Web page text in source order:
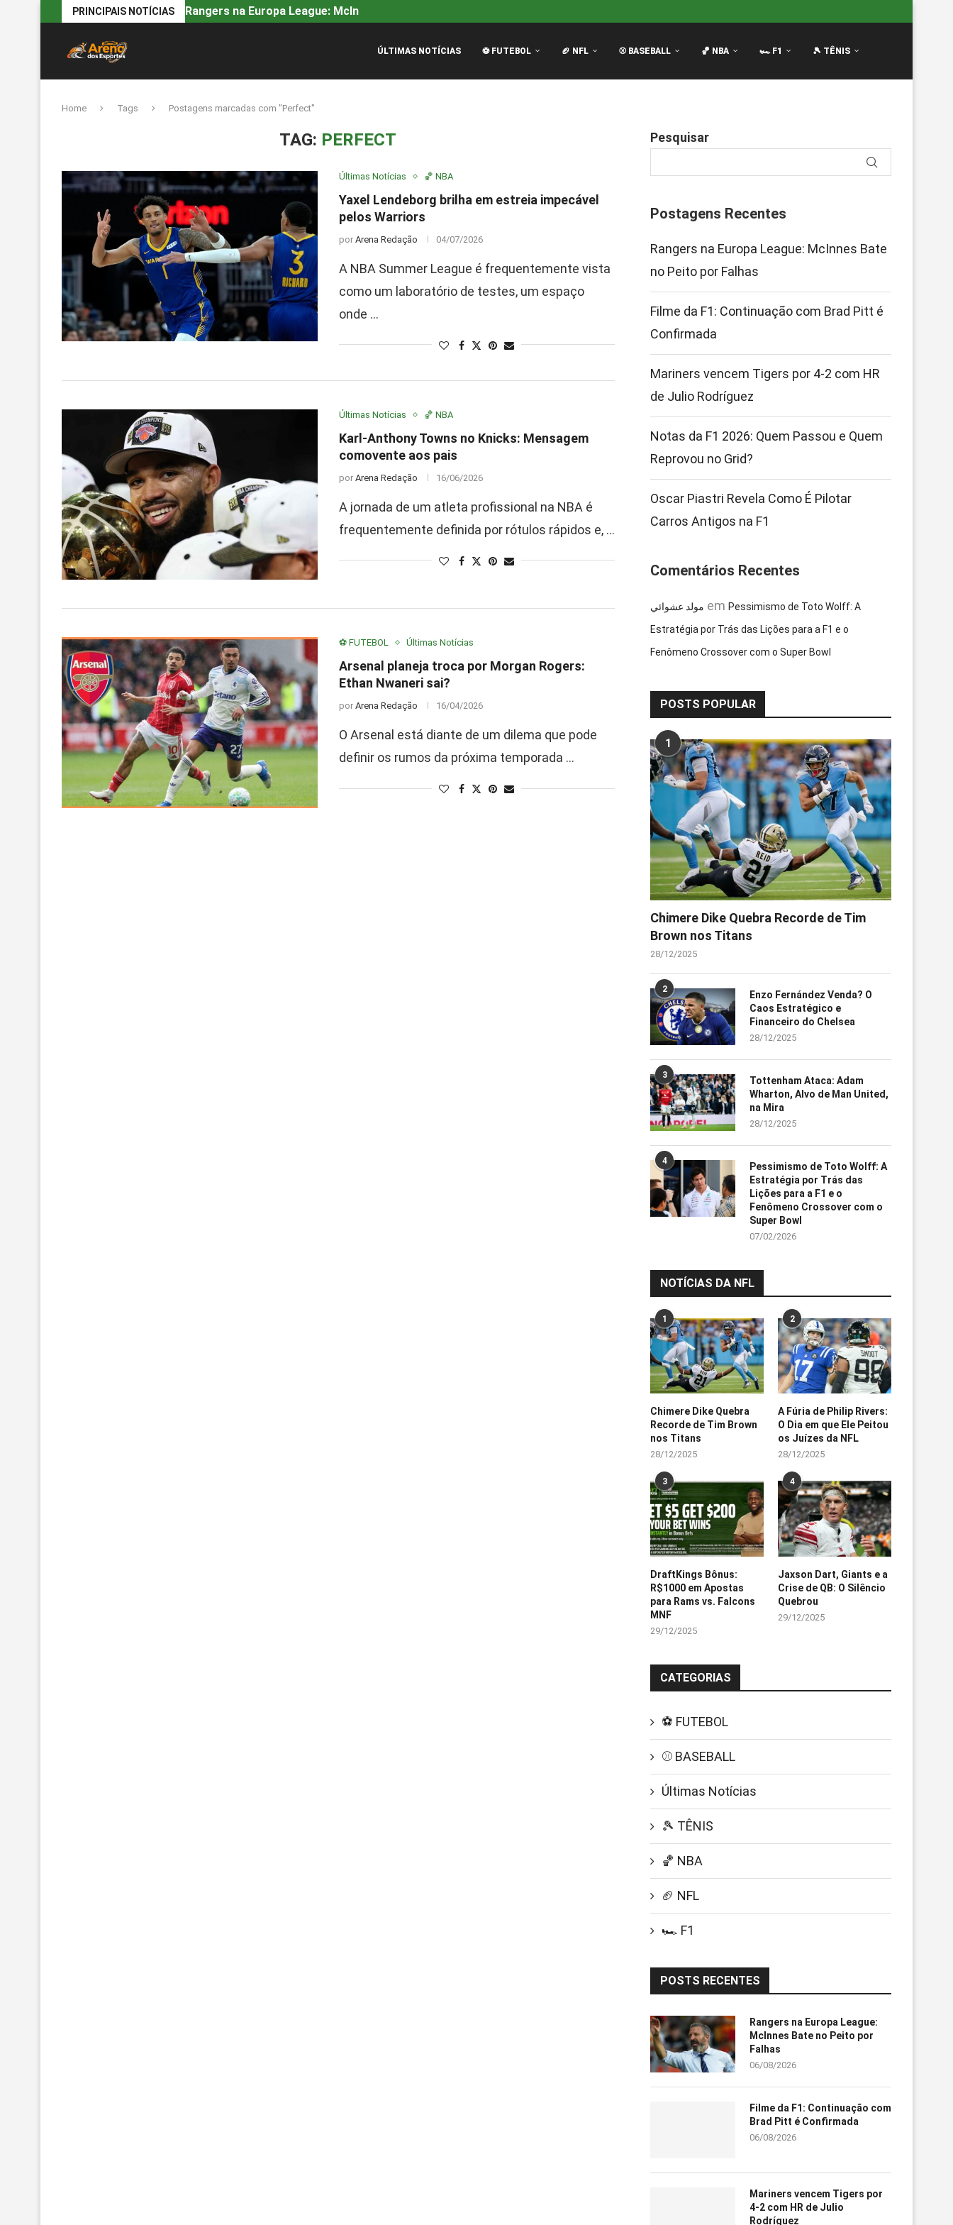
PRINCIPAIS NOTÍCIAS Rangers na Europa League: McInnes Bate no Peito...
ÚLTIMAS NOTÍCIAS ⚽ FUTEBOL 🏈 NFL ⚾ BASEBALL 🏀 NBA 🏎️ F1 🎾 TÊNIS
Home Tags Postagens marcadas com "Perfect"
TAG: PERFECT
Últimas Notícias 🏀 NBA
Yaxel Lendeborg brilha em estreia impecável
pelos Warriors
por Arena Redação 04/07/2026
A NBA Summer League é frequentemente vista
como um laboratório de testes, um espaço
onde …
Últimas Notícias 🏀 NBA
Karl-Anthony Towns no Knicks: Mensagem
comovente aos pais
por Arena Redação 16/06/2026
A jornada de um atleta profissional na NBA é
frequentemente definida por rótulos rápidos e, …
⚽ FUTEBOL Últimas Notícias
Arsenal planeja troca por Morgan Rogers:
Ethan Nwaneri sai?
por Arena Redação 16/04/2026
O Arsenal está diante de um dilema que pode
definir os rumos da próxima temporada …
Pesquisar
Postagens Recentes
Rangers na Europa League: McInnes Bate
no Peito por Falhas
Filme da F1: Continuação com Brad Pitt é
Confirmada
Mariners vencem Tigers por 4-2 com HR
de Julio Rodríguez
Notas da F1 2026: Quem Passou e Quem
Reprovou no Grid?
Oscar Piastri Revela Como É Pilotar
Carros Antigos na F1
Comentários Recentes
مولد عشوائي em Pessimismo de Toto Wolff: A
Estratégia por Trás das Lições para a F1 e o
Fenômeno Crossover com o Super Bowl
POSTS POPULAR
1
Chimere Dike Quebra Recorde de Tim
Brown nos Titans
28/12/2025
2
Enzo Fernández Venda? O
Caos Estratégico e
Financeiro do Chelsea
28/12/2025
3
Tottenham Ataca: Adam
Wharton, Alvo de Man United,
na Mira
28/12/2025
4
Pessimismo de Toto Wolff: A
Estratégia por Trás das
Lições para a F1 e o
Fenômeno Crossover com o
Super Bowl
07/02/2026
NOTÍCIAS DA NFL
1
Chimere Dike Quebra
Recorde de Tim Brown
nos Titans
28/12/2025
2
A Fúria de Philip Rivers:
O Dia em que Ele Peitou
os Juízes da NFL
28/12/2025
3
DraftKings Bônus:
R$1000 em Apostas
para Rams vs. Falcons
MNF
29/12/2025
4
Jaxson Dart, Giants e a
Crise de QB: O Silêncio
Quebrou
29/12/2025
CATEGORIAS
⚽ FUTEBOL
⚾ BASEBALL
Últimas Notícias
🎾 TÊNIS
🏀 NBA
🏈 NFL
🏎️ F1
POSTS RECENTES
Rangers na Europa League:
McInnes Bate no Peito por
Falhas
06/08/2026
Filme da F1: Continuação com
Brad Pitt é Confirmada
06/08/2026
Mariners vencem Tigers por
4-2 com HR de Julio
Rodríguez